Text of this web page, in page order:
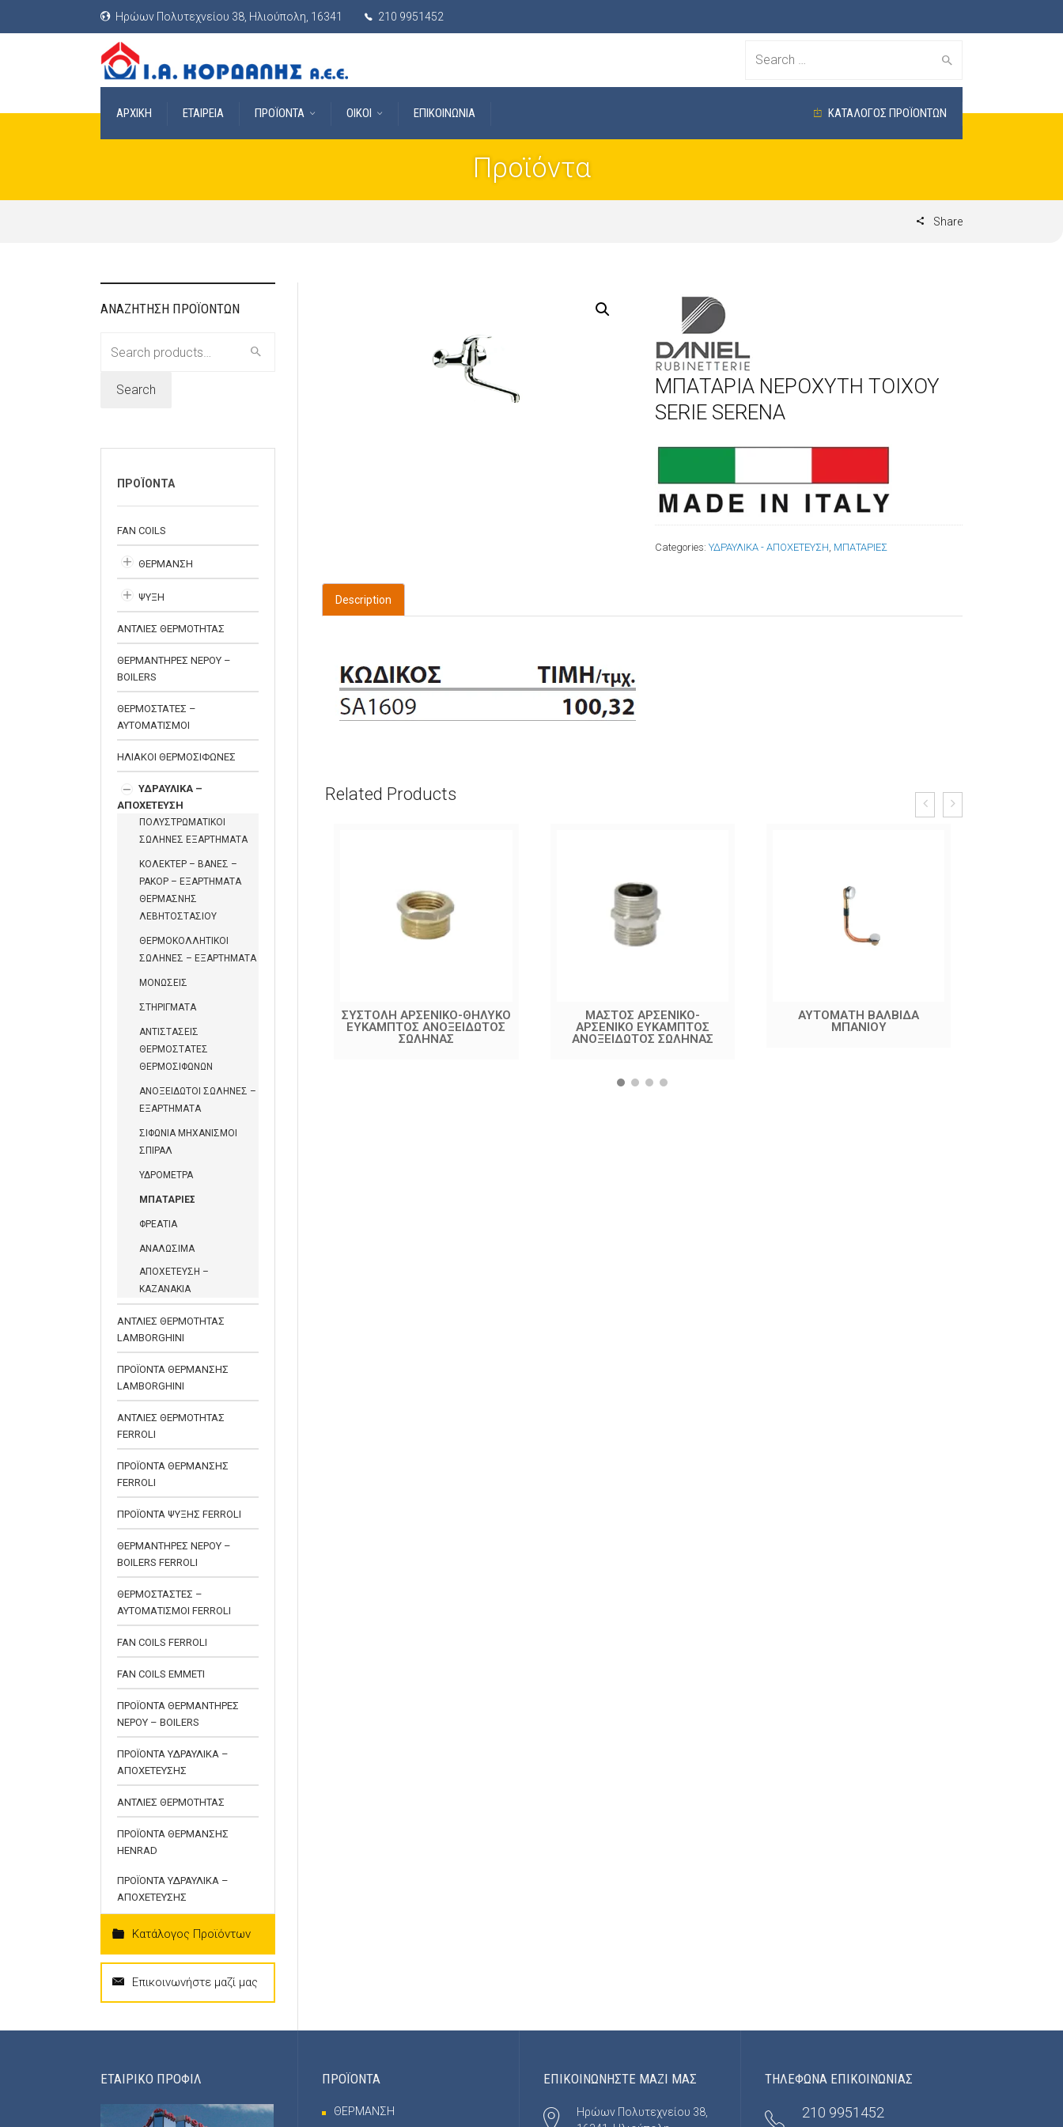
Ηρώων Πολυτεχνείου 38, Ηλιούπολη, 16341 210 9951452
Search
ΑΡΧΙΚΗ ΕΤΑΙΡΕΙΑ ΠΡΟΪΟΝΤΑ OIKOI ΕΠΙΚΟΙΝΩΝΙΑ ΚΑΤΑΛΟΓΟΣ ΠΡΟΪΟΝΤΩΝ
Προϊόντα
Share
ΜΠΑΤΑΡΙΑ ΝΕΡΟΧΥΤΗ ΤΟΙΧΟΥ
SERIE SERENA
Categories:ΥΔΡΑΥΛΙΚΑ - ΑΠΟΧΕΤΕΥΣΗ, ΜΠΑΤΑΡΙΕΣ
Description
Related Products
ΜΟΥΦΑ ΑΡΣ.-ΘΗΛ. ΧΡΩΜΕ ΜΕ
ΛΑΣΤΙΧΟ
ΣΥΣΤΟΛΗ ΑΡΣΕΝΙΚΟ-ΘΗΛΥΚΟ
ΕΥΚΑΜΠΤΟΣ ΑΝΟΞΕΙΔΩΤΟΣ
ΣΩΛΗΝΑΣ
ΜΑΣΤΟΣ ΑΡΣΕΝΙΚΟ-
ΑΡΣΕΝΙΚΟ ΕΥΚΑΜΠΤΟΣ
ΑΝΟΞΕΙΔΩΤΟΣ ΣΩΛΗΝΑΣ
ΑΥΤΟΜΑΤΗ ΒΑΛΒΙΔΑ
ΜΠΑΝΙΟΥ
ΑΝΑΖΗΤΗΣΗ ΠΡΟΪΟΝΤΩΝ
Search
ΠΡΟΪΟΝΤΑ
FAN COILS
ΘΕΡΜΑΝΣΗ
ΨΥΞΗ
ΑΝΤΛΙΕΣ ΘΕΡΜΟΤΗΤΑΣ
ΘΕΡΜΑΝΤΗΡΕΣ ΝΕΡΟΥ –
BOILERS
ΘΕΡΜΟΣΤΑΤΕΣ –
ΑΥΤΟΜΑΤΙΣΜΟΙ
ΗΛΙΑΚΟΙ ΘΕΡΜΟΣΙΦΩΝΕΣ
ΥΔΡΑΥΛΙΚΑ –
ΑΠΟΧΕΤΕΥΣΗ
ΠΟΛΥΣΤΡΩΜΑΤΙΚΟΙ
ΣΩΛΗΝΕΣ ΕΞΑΡΤΗΜΑΤΑ
ΚΟΛΕΚΤΕΡ – ΒΑΝΕΣ –
ΡΑΚΟΡ – ΕΞΑΡΤΗΜΑΤΑ
ΘΕΡΜΑΣΝΗΣ
ΛΕΒΗΤΟΣΤΑΣΙΟΥ
ΘΕΡΜΟΚΟΛΛΗΤΙΚΟΙ
ΣΩΛΗΝΕΣ – ΕΞΑΡΤΗΜΑΤΑ
ΜΟΝΩΣΕΙΣ
ΣΤΗΡΙΓΜΑΤΑ
ΑΝΤΙΣΤΑΣΕΙΣ
ΘΕΡΜΟΣΤΑΤΕΣ
ΘΕΡΜΟΣΙΦΩΝΩΝ
ΑΝΟΞΕΙΔΩΤΟΙ ΣΩΛΗΝΕΣ –
ΕΞΑΡΤΗΜΑΤΑ
ΣΙΦΩΝΙΑ ΜΗΧΑΝΙΣΜΟΙ
ΣΠΙΡΑΛ
ΥΔΡΟΜΕΤΡΑ
ΜΠΑΤΑΡΙΕΣ
ΦΡΕΑΤΙΑ
ΑΝΑΛΩΣΙΜΑ
ΑΠΟΧΕΤΕΥΣΗ –
ΚΑΖΑΝΑΚΙΑ
ΑΝΤΛΙΕΣ ΘΕΡΜΟΤΗΤΑΣ
LAMBORGHINI
ΠΡΟΪΟΝΤΑ ΘΕΡΜΑΝΣΗΣ
LAMBORGHINI
ΑΝΤΛΙΕΣ ΘΕΡΜΟΤΗΤΑΣ
FERROLI
ΠΡΟΪΟΝΤΑ ΘΕΡΜΑΝΣΗΣ
FERROLI
ΠΡΟΪΟΝΤΑ ΨΥΞΗΣ FERROLI
ΘΕΡΜΑΝΤΗΡΕΣ ΝΕΡΟΥ –
BOILERS FERROLI
ΘΕΡΜΟΣΤΑΣΤΕΣ –
ΑΥΤΟΜΑΤΙΣΜΟΙ FERROLI
FAN COILS FERROLI
FAN COILS EMMETI
ΠΡΟΪΟΝΤΑ ΘΕΡΜΑΝΤΗΡΕΣ
ΝΕΡΟΥ – BOILERS
ΠΡΟΪΟΝΤΑ ΥΔΡΑΥΛΙΚΑ –
ΑΠΟΧΕΤΕΥΣΗΣ
ΑΝΤΛΙΕΣ ΘΕΡΜΟΤΗΤΑΣ
ΠΡΟΪΟΝΤΑ ΘΕΡΜΑΝΣΗΣ
HENRAD
ΠΡΟΪΟΝΤΑ ΥΔΡΑΥΛΙΚΑ –
ΑΠΟΧΕΤΕΥΣΗΣ
Κατάλογος Προϊόντων
Επικοινωνήστε μαζί μας
ΕΤΑΙΡΙΚΟ ΠΡΟΦΙΛ ΠΡΟΪΟΝΤΑ
ΘΕΡΜΑΝΣΗ
ΕΠΙΚΟΙΝΩΝΗΣΤΕ ΜΑΖΙ ΜΑΣ
Ηρώων Πολυτεχνείου 38,
ΤΗΛΕΦΩΝΑ ΕΠΙΚΟΙΝΩΝΙΑΣ
210 9951452